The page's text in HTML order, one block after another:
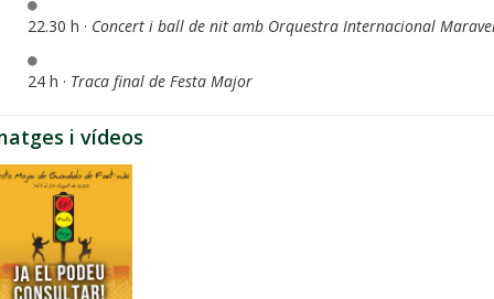
22.30 h · Concert i ball de nit amb Orquestra Internacional
24 h · Traca final de Festa Major
i vídeos